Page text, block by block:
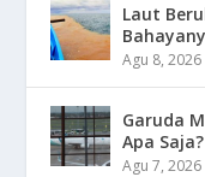
Laut
Agu 8, 2026
Garuda
Apa Saja?
Agu 7, 2026